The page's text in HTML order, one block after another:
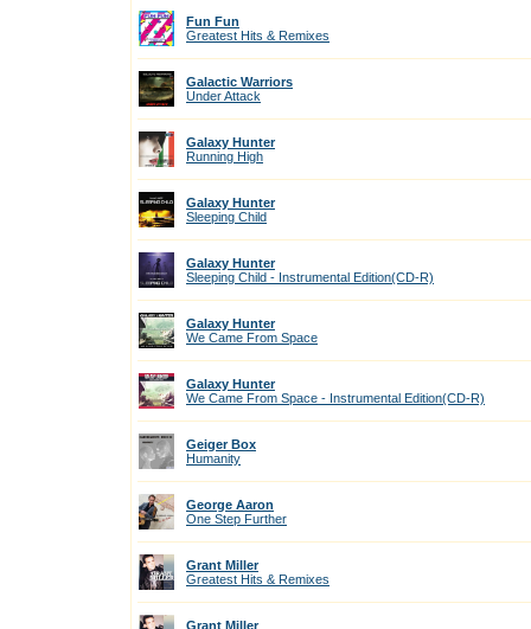
Fun Fun
Greatest Hits & Remixes
Galactic Warriors
Under Attack
Galaxy Hunter
Running High
Galaxy Hunter
Sleeping Child
Galaxy Hunter
Sleeping Child - Instrumental Edition(CD-R)
Galaxy Hunter
We Came From Space
Galaxy Hunter
We Came From Space - Instrumental Edition(CD-R)
Geiger Box
Humanity
George Aaron
One Step Further
Grant Miller
Greatest Hits & Remixes
Grant Miller